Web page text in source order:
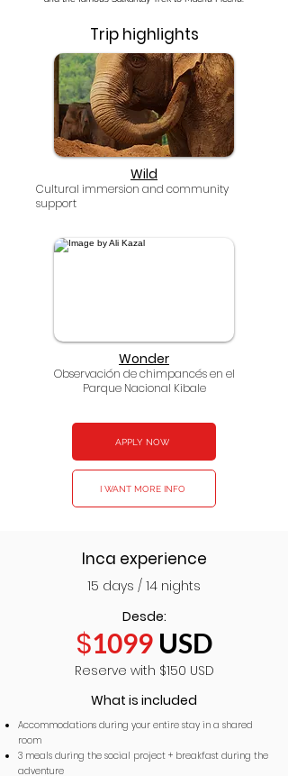
Trip highlights
Wild
Cultural immersion and community
support
Wonder
Observación de chimpancés en el
Parque Nacional Kibale
APPLY NOW
I WANT MORE INFO
Inca experience
15 days / 14 nights
Desde:
$1099 USD
Reserve with $150 USD
What is included
Accommodations during your entire stay in a shared
room
3 meals during the social project + breakfast during the
adventure